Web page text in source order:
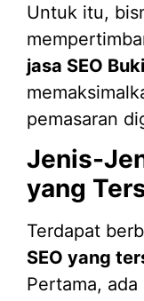
Untuk itu,
jasa SEO
pemasaran
Jenis-
yang
Terdapat
SEO yang
Pertama,